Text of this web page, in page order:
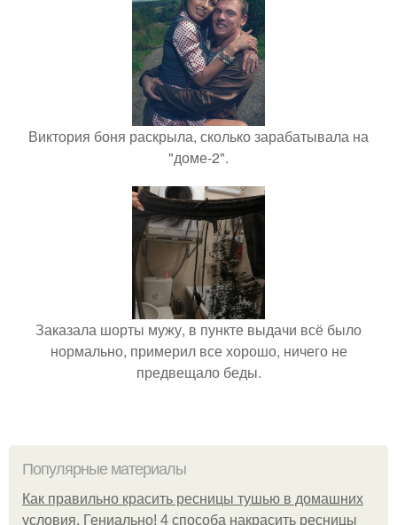
Виктория боня раскрыла, сколько зарабатывала на
"доме-2".
Заказала шорты мужу, в пункте выдачи всё было
нормально, примерил все хорошо, ничего не
предвещало беды.
Популярные материалы
Как правильно красить ресницы тушью в домашних
условия. Гениально! 4 способа накрасить ресницы